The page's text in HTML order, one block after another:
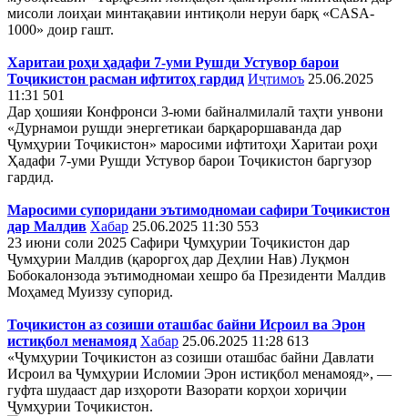
мисоли лоиҳаи минтақавии интиқоли неруи барқ «CASA-
1000» доир гашт.
Харитаи роҳи ҳадафи 7-уми Рушди Устувор барои
Тоҷикистон расман ифтитоҳ гардид Иҷтимоъ 25.06.2025
11:31 501
Дар ҳошияи Конфронси 3-юми байналмилалӣ таҳти унвони
«Дурнамои рушди энергетикаи барқароршаванда дар
Ҷумҳурии Тоҷикистон» маросими ифтитоҳи Харитаи роҳи
Ҳадафи 7-уми Рушди Устувор барои Тоҷикистон баргузор
гардид.
Маросими супоридани эътимодномаи сафири Тоҷикистон
дар Малдив Хабар 25.06.2025 11:30 553
23 июни соли 2025 Сафири Ҷумҳурии Тоҷикистон дар
Ҷумҳурии Малдив (қароргоҳ дар Деҳлии Нав) Луқмон
Бобокалонзода эътимодномаи хешро ба Президенти Малдив
Моҳамед Муиззу супорид.
Тоҷикистон аз созиши оташбас байни Исроил ва Эрон
истиқбол менамояд Хабар 25.06.2025 11:28 613
«Ҷумҳурии Тоҷикистон аз созиши оташбас байни Давлати
Исроил ва Ҷумҳурии Исломии Эрон истиқбол менамояд», —
гуфта шудааст дар изҳороти Вазорати корҳои хориҷии
Ҷумҳурии Тоҷикистон.